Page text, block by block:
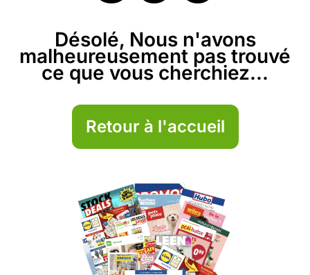
Désolé, Nous n'avons
malheureusement pas trouvé
ce que vous cherchiez...
Retour à l'accueil